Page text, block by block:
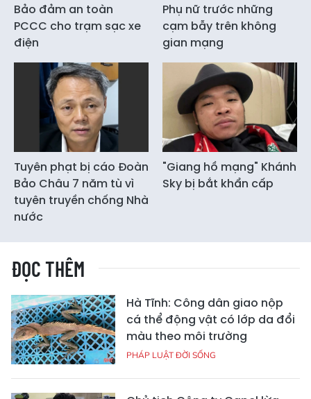
Bảo đảm an toàn
PCCC cho trạm sạc xe
điện
Phụ nữ trước những
cạm bẫy trên không
gian mạng
Tuyên phạt bị cáo Đoàn
Bảo Châu 7 năm tù vì
tuyên truyền chống Nhà
nước
"Giang hồ mạng" Khánh
Sky bị bắt khẩn cấp
ĐỌC THÊM
Hà Tĩnh: Công dân giao nộp
cá thể động vật có lớp da đổi
màu theo môi trường
PHÁP LUẬT ĐỜI SỐNG